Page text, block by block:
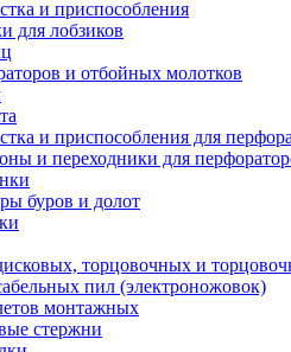
и приспособления
для лобзиков
и отбойных молотков
и приспособления для
и переходники для
буров и долот
торцовочных и
пил (электроножовок)
монтажных
стержни